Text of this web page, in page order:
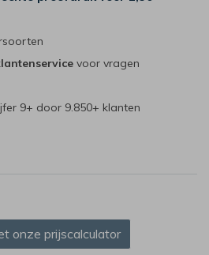
voor vragen
9+ door 9.850+ klanten
onze prijscalculator